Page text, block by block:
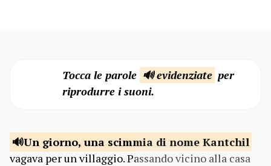
Tocca le parole 🔊 evidenziate per
riprodurre i suoni.
Un giorno, una scimmia di nome Kantchil
vagava per un villaggio. Passando vicino alla casa